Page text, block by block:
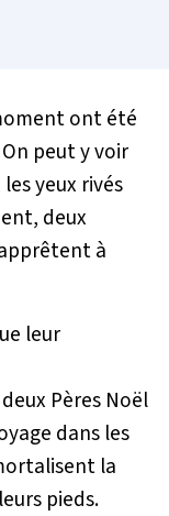
ont été
peut y voir
les yeux rivés
deux
à
leur
Pères Noël
dans les
la
pieds.